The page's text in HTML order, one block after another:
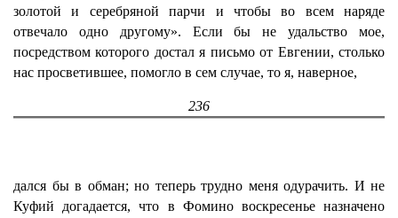
золотой и серебряной парчи и чтобы во всем наряде
отвечало одно другому». Если бы не удальство мое,
посредством которого достал я письмо от Евгении, столько
нас просветившее, помогло в сем случае, то я, наверное,
236
дался бы в обман; но теперь трудно меня одурачить. И не
Куфий догадается, что в Фомино воскресенье назначено